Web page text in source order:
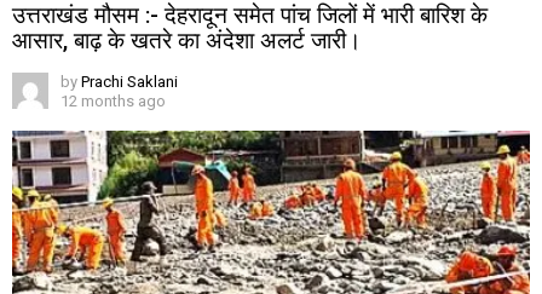
उत्तराखंड मौसम :- देहरादून समेत पांच जिलों में भारी बारिश के
आसार, बाढ़ के खतरे का अंदेशा अलर्ट जारी।
by Prachi Saklani
12 months ago